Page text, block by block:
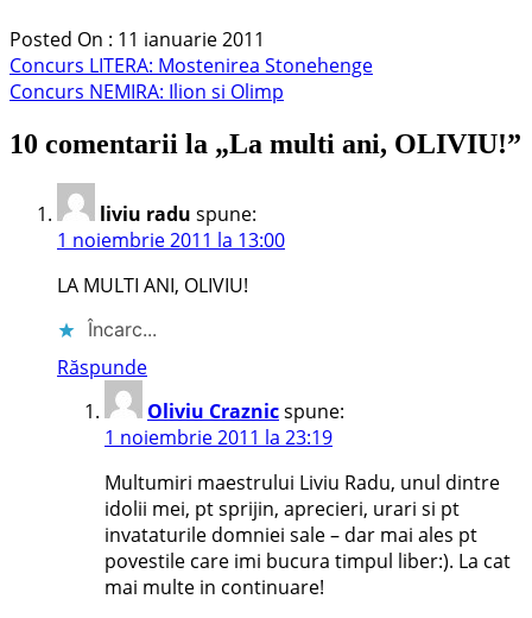
Posted On : 11 ianuarie 2011
Navigare
în
articole
Articolul
anterior:
Concurs LITERA: Mostenirea Stonehenge
Articolul
Concurs NEMIRA: Ilion si Olimp
10 comentarii la „La multi ani, OLIVIU!”
liviu radu spune:
1 noiembrie 2011 la 13:00
LA MULTI ANI, OLIVIU!
Încarc...
Răspunde
Oliviu Craznicspune:
1 noiembrie 2011 la 23:19
Multumiri maestrului Liviu Radu, unul dintre
idolii mei, pt sprijin, aprecieri, urari si pt
invataturile domniei sale – dar mai ales pt
povestile care imi bucura timpul liber:). La cat
mai multe in continuare!